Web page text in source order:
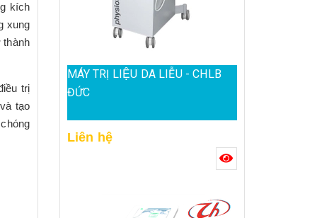
kích
xung
trị
tạo
MÁY TRỊ LIỆU DA LIỄU - CHLB
ĐỨC
Liên hệ